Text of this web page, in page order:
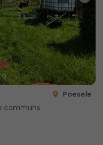
Poesele
communs